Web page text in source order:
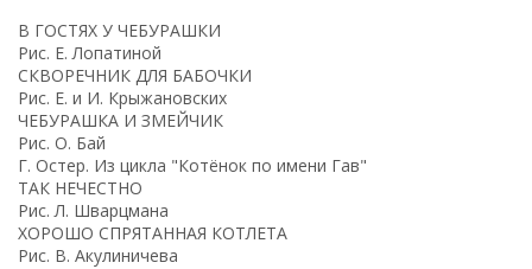
В ГОСТЯХ У ЧЕБУРАШКИ
Рис. Е. Лопатиной
СКВОРЕЧНИК ДЛЯ БАБОЧКИ
Рис. Е. и И. Крыжановских
ЧЕБУРАШКА И ЗМЕЙЧИК
Рис. О. Бай
Г. Остер. Из цикла "Котёнок по имени Гав"
ТАК НЕЧЕСТНО
Рис. Л. Шварцмана
ХОРОШО СПРЯТАННАЯ КОТЛЕТА
Рис. В. Акулиничева